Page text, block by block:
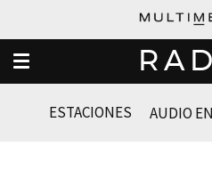
ESTACIONES AUDIO